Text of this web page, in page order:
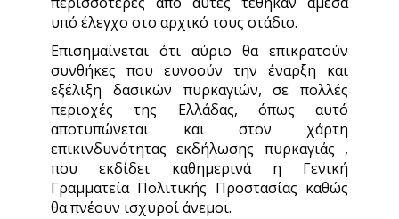
υπό έλεγχο στο αρχικό τους στάδιο.
Επισημαίνεται ότι αύριο θα επικρατούν
συνθήκες που ευνοούν την έναρξη και
εξέλιξη δασικών πυρκαγιών, σε πολλές
περιοχές της Ελλάδας, όπως αυτό
αποτυπώνεται και στον χάρτη
επικινδυνότητας εκδήλωσης πυρκαγιάς ,
που εκδίδει καθημερινά η Γενική
Γραμματεία Πολιτικής Προστασίας καθώς
θα πνέουν ισχυροί άνεμοι.